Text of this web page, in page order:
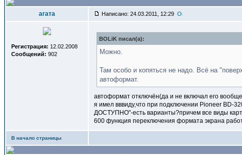
агата Написано: 24.03.2011, 12:29
Регистрация: 12.02.2008
Сообщений: 902
BOLiK писал(a):
Можно.
Там особо и копяться не надо. Всё на
автоформат.
автоформат отключён(да и не включал его
я имел вввиду,что при подключении Pioneer BD-
ДОСТУПНО"-есть варианты?причем все виды
600 функция переключения формата экрана
В начало страницы